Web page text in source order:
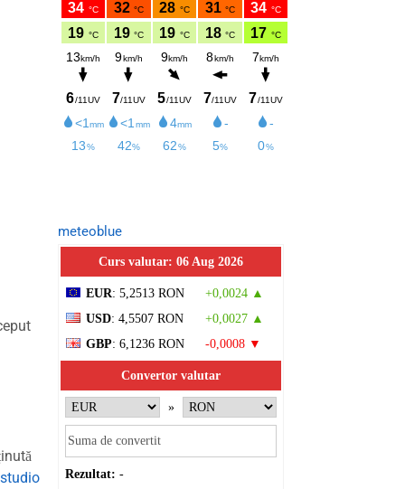
studio
meteoblue
Curs valutar: 06 Aug 2026
EUR: 5,2513 RON
+0,0024 ▲
USD: 4,5507 RON
+0,0027 ▲
GBP: 6,1236 RON -0,0008 ▼
Convertor valutar
»
Rezultat: -